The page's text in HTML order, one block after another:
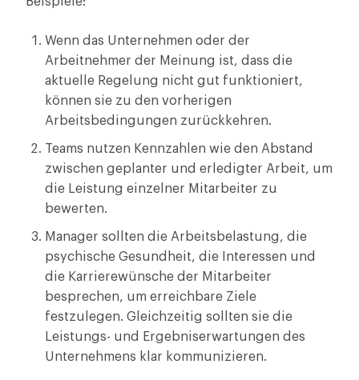
Wenn das Unternehmen oder der
Arbeitnehmer der Meinung ist, dass die
aktuelle Regelung nicht gut funktioniert,
können sie zu den vorherigen
Arbeitsbedingungen zurückkehren.
Teams nutzen Kennzahlen wie den Abstand
zwischen geplanter und erledigter Arbeit, um
die Leistung einzelner Mitarbeiter zu
bewerten.
Manager sollten die Arbeitsbelastung, die
psychische Gesundheit, die Interessen und
die Karrierewünsche der Mitarbeiter
besprechen, um erreichbare Ziele
festzulegen. Gleichzeitig sollten sie die
Leistungs- und Ergebniserwartungen des
Unternehmens klar kommunizieren.